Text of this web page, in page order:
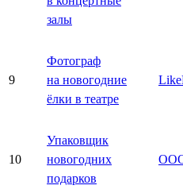
залы
9
Фотограф
на новогодние
ёлки в театре
10
Упаковщик
новогодних
подарков